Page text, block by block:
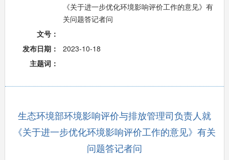
《关于进一步优化环境影响评价工作的意见》有
关问题答记者问
文号：
发布日期：
2023-10-18
主题词：
生态环境部环境影响评价与排放管理司负责人就
《关于进一步优化环境影响评价工作的意见》有关
问题答记者问